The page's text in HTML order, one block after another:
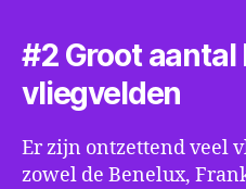
#2 Groot
vliegvelden
Er zijn ontzettend veel
zowel de Benelux,